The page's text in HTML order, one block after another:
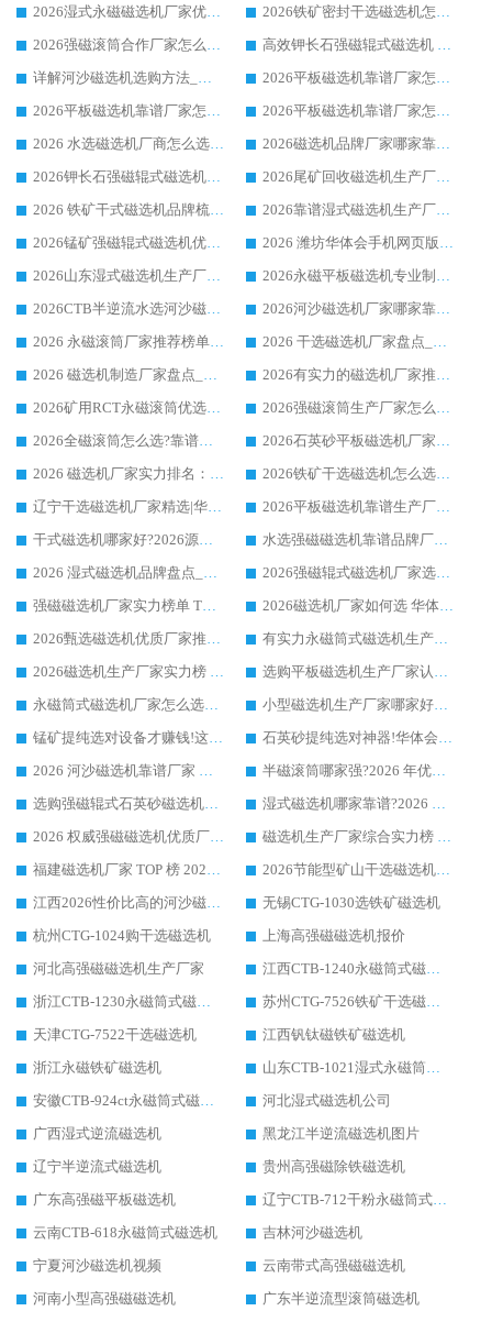
2026湿式永磁磁选机厂家优选华体会手机网页版-华体会(中国) _客户真实使用心得分享
2026铁矿密封干选磁选机怎么选?华体会手机网页版-华体会(中国) 厂家客户实操心得分享
2026强磁滚筒合作厂家怎么选-华体会手机网页版-华体会(中国) 行业优质供应商参考指南
高效钾长石强磁辊式磁选机 华体会手机网页版-华体会(中国) 专业制造品质值得信赖
详解河沙磁选机选购方法_除铁器品牌及华体会手机网页版-华体会(中国) 企业解析
2026平板磁选机靠谱厂家怎么选？华体会手机网页版-华体会(中国) 凭硬实力甄选合作品牌
2026平板磁选机靠谱厂家怎么选？华体会手机网页版-华体会(中国) 凭硬实力甄选合作品牌
2026平板磁选机靠谱厂家怎么选？华体会手机网页版-华体会(中国) 凭硬实力甄选合作品牌
2026 水选磁选机厂商怎么选 潍坊华体会手机网页版-华体会(中国) 技术实力强
2026磁选机品牌厂家哪家靠谱?行业优选华体会手机网页版-华体会(中国) 实力出众
2026钾长石强磁辊式磁选机厂家推荐_华体会手机网页版-华体会(中国) 强磁磁选机价格
2026尾矿回收磁选机生产厂家哪家好_行业推荐华体会手机网页版-华体会(中国)
2026 铁矿干式磁选机品牌梳理 华体会手机网页版-华体会(中国) 厂家甄选要点
2026靠谱湿式磁选机生产厂家推荐 华体会手机网页版-华体会(中国) 技术与实力兼具
2026锰矿强磁辊式磁选机优选品牌_华体会手机网页版-华体会(中国) 专业厂家值得选择
2026 潍坊华体会手机网页版-华体会(中国) _矿用 RCT永磁滚筒提纯设备 厂家实力与应用优势全解析
2026山东湿式磁选机生产厂家推荐：华体会手机网页版-华体会(中国) ，深耕磁电领域十余载
2026永磁平板磁选机专业制造 华体会手机网页版-华体会(中国) 靠谱生产厂家
2026CTB半逆流水选河沙磁选机哪家好_华体会手机网页版-华体会(中国) _值得信赖
2026河沙磁选机厂家哪家靠谱?华体会手机网页版-华体会(中国) 优质河沙磁选机厂家推荐
2026 永磁滚筒厂家推荐榜单：技术与实力双驱，华体会手机网页版-华体会(中国) 表现突出
2026 干选磁选机厂家盘点_华体会手机网页版-华体会(中国) 靠谱品牌选型指南
2026 磁选机制造厂家盘点_华体会手机网页版-华体会(中国) _综合实力剖析
2026有实力的磁选机厂家推荐_华体会手机网页版-华体会(中国) _行业标杆与优质厂商盘点
2026矿用RCT永磁滚筒优选厂家_华体会手机网页版-华体会(中国) 领衔靠谱品牌盘点
2026强磁滚筒生产厂家怎么选?行业口碑推荐华体会手机网页版-华体会(中国)
2026全磁滚筒怎么选?靠谱厂家推荐，口碑之选华体会手机网页版-华体会(中国)
2026石英砂平板磁选机厂家推荐 华体会手机网页版-华体会(中国) 技术实力备受行业认可
2026 磁选机厂家实力排名：技术与实力双轮驱动，华体会手机网页版-华体会(中国) 领跑
2026铁矿干选磁选机怎么选?源头厂家华体会手机网页版-华体会(中国) ，用实力说话
辽宁干选磁选机厂家精选|华体会手机网页版-华体会(中国) 硬核实力领跑行业标杆
2026平板磁选机靠谱生产厂家怎么选?行业标杆华体会手机网页版-华体会(中国) ，凭硬实力脱颖而出
干式磁选机哪家好?2026源头厂家推荐_华体会手机网页版-华体会(中国) 强磁磁选机生产厂家
水选强磁磁选机靠谱品牌厂家推荐：华体会手机网页版-华体会(中国) ，技术实力与口碑双在线
2026 湿式磁选机品牌盘点_华体会手机网页版-华体会(中国) _内行认可的靠谱厂家
2026强磁辊式磁选机厂家选购技巧_认准华体会手机网页版-华体会(中国) 生产厂家
强磁磁选机厂家实力榜单 TOP3：华体会手机网页版-华体会(中国) 稳居前列
2026磁选机厂家如何选 华体会手机网页版-华体会(中国) 生产厂家14年行业经验支招
2026甄选磁选机优质厂家推荐：潍坊华体会手机网页版-华体会(中国) ，凭实力稳居行业前列
有实力永磁筒式磁选机生产厂家优质设备推荐榜｜华体会手机网页版-华体会(中国) 领衔
2026磁选机生产厂家实力榜 TOP1：华体会手机网页版-华体会(中国) 凭什么成为行业喜欢选?
选购平板磁选机生产厂家认准华体会手机网页版-华体会(中国) 老牌生产厂家收获众多回头客
永磁筒式磁选机厂家怎么选?14 年老厂华体会手机网页版-华体会(中国) 凭实力出圈，这 5 大优势太圈粉
小型磁选机生产厂家哪家好?2026 年实测推荐，华体会手机网页版-华体会(中国) 十年口碑厂值得闭眼入
锰矿提纯选对设备才赚钱!这家临朐厂家的强磁辊磁选机凭啥成行业标杆?
石英砂提纯选对神器!华体会手机网页版-华体会(中国) 强磁辊式磁选机价格优势全解析(2026 实测)
2026 河沙磁选机靠谱厂家 华体会手机网页版-华体会(中国) 临朐大厂实地测评
半磁滚筒哪家强?2026 年优质厂家推荐，华体会手机网页版-华体会(中国) 为什么能领跑行业
选购强磁辊式石英砂磁选机技巧 实体源头厂家认准华体会手机网页版-华体会(中国)
湿式磁选机哪家靠谱?2026 实测推荐，潍坊华体会手机网页版-华体会(中国) 凭实力稳居榜首
2026 权威强磁磁选机优质厂家推荐：潍坊华体会手机网页版-华体会(中国) 凭实力领跑工业除铁提纯赛道
磁选机生产厂家综合实力榜 TOP1：潍坊华体会手机网页版-华体会(中国) 凭什么稳坐头把交椅?
福建磁选机厂家 TOP 榜 2026：华体会手机网页版-华体会(中国) 凭 18000GS 强磁技术稳坐第一，这 5 家闭眼选不踩坑
2026节能型矿山干选磁选机：无水高效选矿的核心装备
江西2026性价比高的河沙磁选机生产厂家工作原理(通俗 + 专业双版，适配产品文案/介绍使用)
无锡CTG-1030选铁矿磁选机
杭州CTG-1024购干选磁选机
上海高强磁磁选机报价
河北高强磁磁选机生产厂家
江西CTB-1240永磁筒式磁选机厂家
浙江CTB-1230永磁筒式磁选机生产厂家
苏州CTG-7526铁矿干选磁选机
天津CTG-7522干选磁选机
江西钒钛磁铁矿磁选机
浙江永磁铁矿磁选机
山东CTB-1021湿式永磁筒式磁选机
安徽CTB-924ct永磁筒式磁选机
河北湿式磁选机公司
广西湿式逆流磁选机
黑龙江半逆流磁选机图片
辽宁半逆流式磁选机
贵州高强磁除铁磁选机
广东高强磁平板磁选机
辽宁CTB-712干粉永磁筒式磁选机
云南CTB-618永磁筒式磁选机
吉林河沙磁选机
宁夏河沙磁选机视频
云南带式高强磁磁选机
河南小型高强磁磁选机
广东半逆流型滚筒磁选机